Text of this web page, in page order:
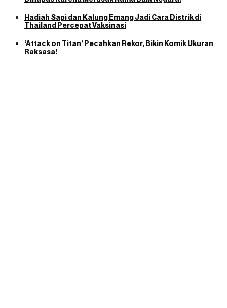
Hadiah Sapi dan Kalung Emang Jadi Cara Distrik di
Thailand Percepat Vaksinasi
‘Attack on Titan’ Pecahkan Rekor, Bikin Komik Ukuran
Raksasa!